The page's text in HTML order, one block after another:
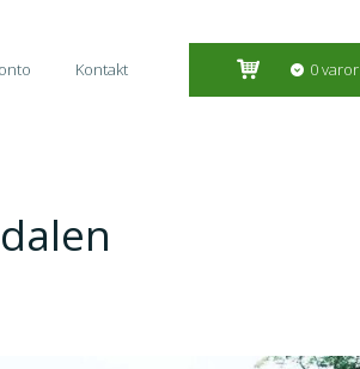
Kontakt 0 varor